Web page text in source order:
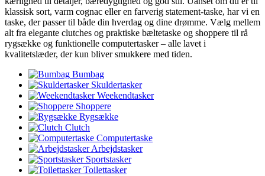
klassisk sort, varm cognac eller en farverig statement-taske, har vi en
taske, der passer til både din hverdag og dine drømme. Vælg mellem
alt fra elegante clutches og praktiske bæltetaske og shoppere til rå
rygsække og funktionelle computertasker – alle lavet i
kvalitetslæder, der kun bliver smukkere med tiden.
Bumbag
Skuldertasker
Weekendtasker
Shoppere
Rygsække
Clutch
Computertaske
Arbejdstasker
Sportstasker
Toilettasker